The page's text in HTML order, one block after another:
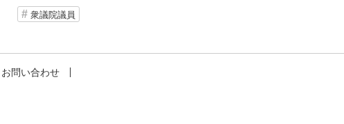
衆議院議員
お問い合わせ